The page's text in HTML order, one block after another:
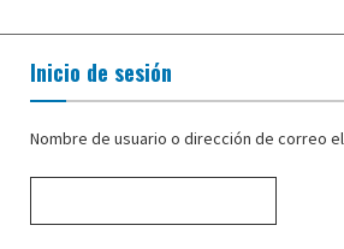
Inicio de sesión
Nombre de usuario o dirección de correo